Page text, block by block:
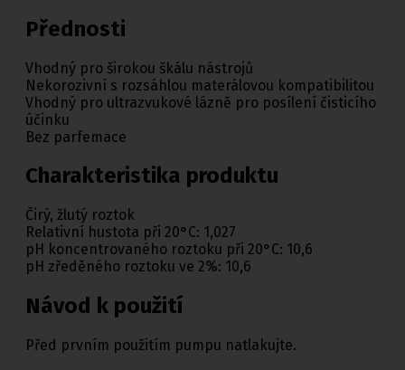
Přednosti
Vhodný pro širokou škálu nástrojů
Nekorozivní s rozsáhlou materálovou kompatibilitou
Vhodný pro ultrazvukové lázně pro posílení čisticího
účinku
Bez parfemace
Charakteristika produktu
Čirý, žlutý roztok
Relativní hustota při 20°C: 1,027
pH koncentrovaného roztoku při 20°C: 10,6
pH zředěného roztoku ve 2%: 10,6
Návod k použití
Před prvním použitím pumpu natlakujte.